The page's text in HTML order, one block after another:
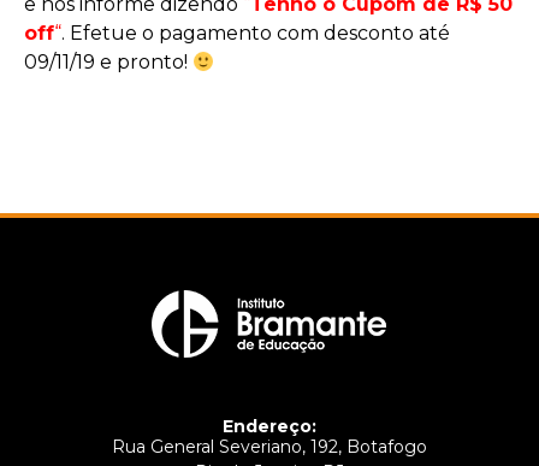
off“. Efetue o pagamento com desconto até
09/11/19 e pronto!
Endereço:
Rua General Severiano, 192, Botafogo